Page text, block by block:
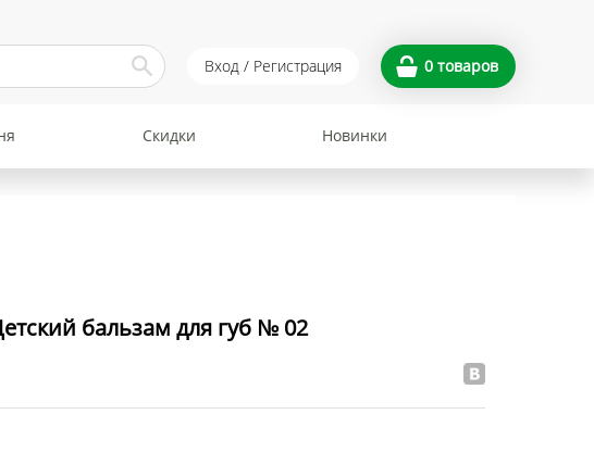
Вход / Регистрация 0 товаров
Скидки Новинки
бальзам для губ № 02